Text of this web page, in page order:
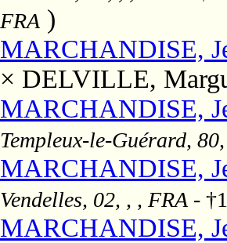
FRA )
MARCHANDISE,
× DELVILLE,
MARCHANDISE,
Templeux-le-Guérard,
MARCHANDISE,
Vendelles, 02, , , FRA -
MARCHANDISE,